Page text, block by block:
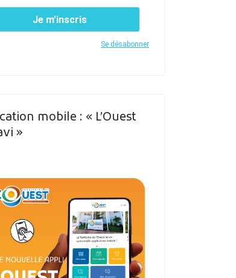
Je m’inscris
Se désabonner
mobile : « L’Ouest
»